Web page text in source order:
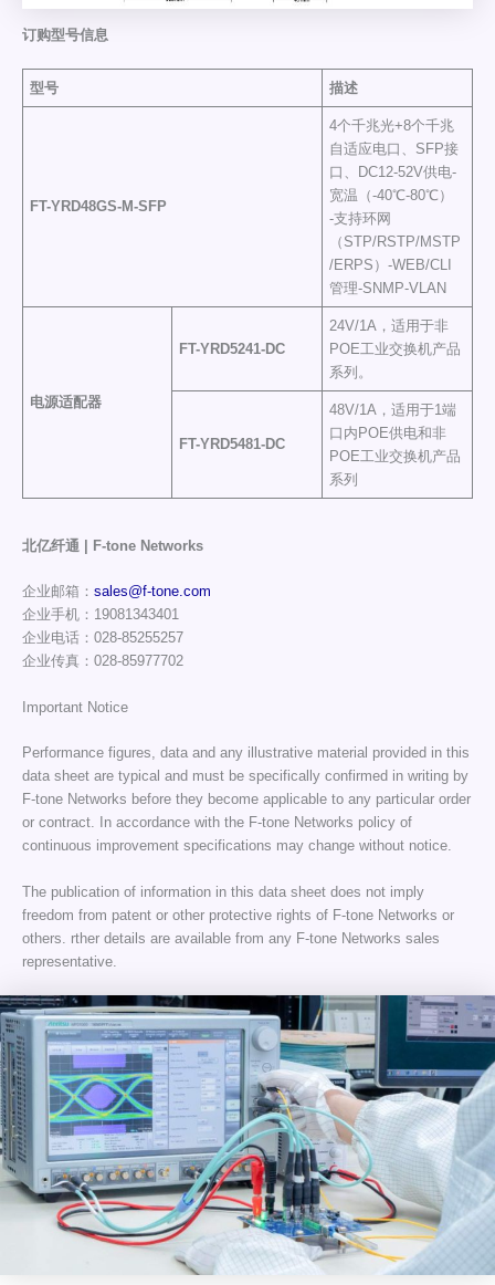
订购型号信息
型号 描述
FT-YRD48GS-M-SFP
4个千兆光+8个千兆
自适应电口、SFP接
口、DC12-52V供电-
宽温（-40℃-80℃）
-支持环网
（STP/RSTP/MSTP
/ERPS）-WEB/CLI
管理-SNMP-VLAN
电源适配器
FT-YRD5241-DC
24V/1A，适用于非
POE工业交换机产品
系列。
FT-YRD5481-DC
48V/1A，适用于1端
口内POE供电和非
POE工业交换机产品
系列
北亿纤通 | F-tone Networks
企业邮箱： sales@f-tone.com
企业手机：19081343401
企业电话：028-85255257
企业传真：028-85977702
Important Notice
Performance figures, data and any illustrative material provided in this
data sheet are typical and must be specifically confirmed in writing by
F-tone Networks before they become applicable to any particular order
or contract. In accordance with the F-tone Networks policy of
continuous improvement specifications may change without notice.
The publication of information in this data sheet does not imply
freedom from patent or other protective rights of F-tone Networks or
others. rther details are available from any F-tone Networks sales
representative.